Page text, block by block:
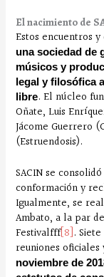
El nacimiento de
Estos encuentros
una sociedad de
músicos y
legal y filosófica
libre. El núcleo
Oñate, Luis
Jácome Guerrero
(Estruendosis).
SACIN se
conformación y
Igualmente, se
Ambato, a la par
Festivalfff[8].
reuniones
noviembre de